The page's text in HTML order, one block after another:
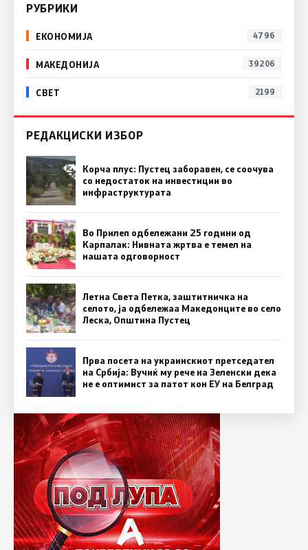
РУБРИКИ
ЕКОНОМИЈА 4796
МАКЕДОНИЈА 39206
СВЕТ 2199
РЕДАКЦИСКИ ИЗБОР
Корча плус: Пустец заборавен, се соочува
со недостаток на инвестиции во
инфраструктурата
Во Прилеп одбележани 25 години од
Карпалак: Нивната жртва е темел на
нашата одговорност
Летна Света Петка, заштитничка на
селото, ја одбележаа Македонците во село
Леска, Општина Пустец
Прва посета на украинскиот претседател
на Србија: Вучиќ му рече на Зеленски дека
не е оптимист за патот кон ЕУ на Белград